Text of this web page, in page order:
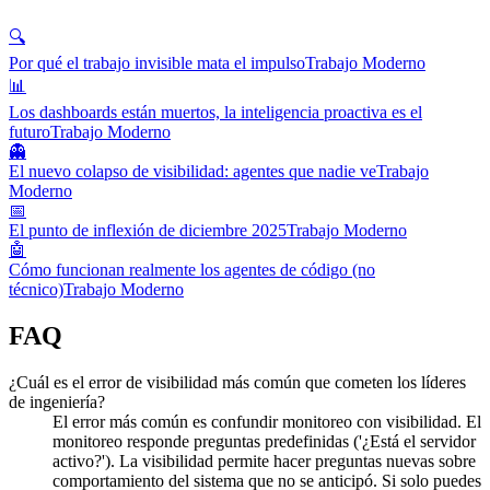
🔍
Por qué el trabajo invisible mata el impulsoTrabajo Moderno
📊
Los dashboards están muertos, la inteligencia proactiva es el
futuroTrabajo Moderno
👻
El nuevo colapso de visibilidad: agentes que nadie veTrabajo
Moderno
📅
El punto de inflexión de diciembre 2025Trabajo Moderno
🤖
Cómo funcionan realmente los agentes de código (no
técnico)Trabajo Moderno
FAQ
¿Cuál es el error de visibilidad más común que cometen los líderes
de ingeniería?
El error más común es confundir monitoreo con visibilidad. El
monitoreo responde preguntas predefinidas ('¿Está el servidor
activo?'). La visibilidad permite hacer preguntas nuevas sobre
comportamiento del sistema que no se anticipó. Si solo puedes